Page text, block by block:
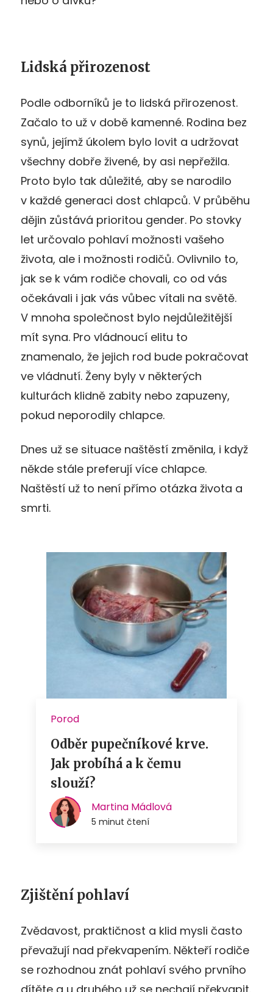
Lidská přirozenost
Podle odborníků je to lidská přirozenost.
Začalo to už v době kamenné. Rodina bez
synů, jejímž úkolem bylo lovit a udržovat
všechny dobře živené, by asi nepřežila.
Proto bylo tak důležité, aby se narodilo
v každé generaci dost chlapců. V průběhu
dějin zůstává prioritou gender. Po stovky
let určovalo pohlaví možnosti vašeho
života, ale i možnosti rodičů. Ovlivnilo to,
jak se k vám rodiče chovali, co od vás
očekávali i jak vás vůbec vítali na světě.
V mnoha společnost bylo nejdůležitější
mít syna. Pro vládnoucí elitu to
znamenalo, že jejich rod bude pokračovat
ve vládnutí. Ženy byly v některých
kulturách klidně zabity nebo zapuzeny,
pokud neporodily chlapce.
Dnes už se situace naštěstí změnila, i když
někde stále preferují více chlapce.
Naštěstí už to není přímo otázka života a
smrti.
Zjištění pohlaví
Zvědavost, praktičnost a klid mysli často
převažují nad překvapením. Někteří rodiče
se rozhodnou znát pohlaví svého prvního